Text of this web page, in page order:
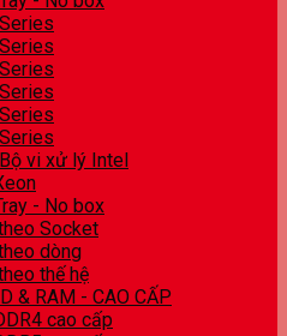
vi xử lý Intel
- No box
Socket
dòng
thế hệ
& RAM - CAO CẤP
cao cấp